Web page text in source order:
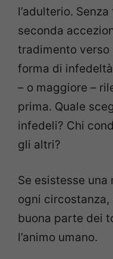
l’adulterio.
seconda
tradimento verso
forma di
– o maggiore –
prima. Quale
infedeli? Chi
gli altri?
Se esistesse
ogni
buona parte dei
l’animo umano.